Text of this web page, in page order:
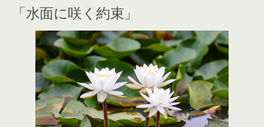
「水面に咲く約束」